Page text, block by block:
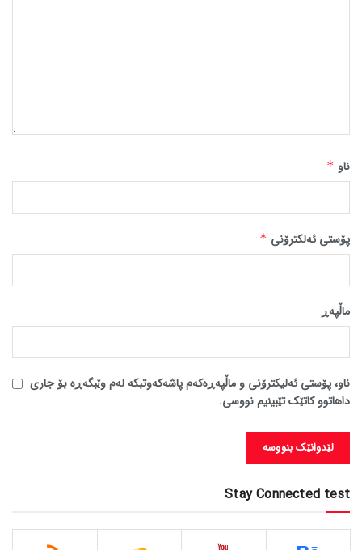
ناو *
پۆستی ئەلکترۆنی *
ماڵپه‌ڕ
ناو، پۆستی ئەلیکترۆنی و ماڵپەڕەکەم پاشەکەوتبکە لەم وێبگەڕە بۆ جاری
داهاتوو کاتێک تێبینیم نووسی.
Stay Connected test